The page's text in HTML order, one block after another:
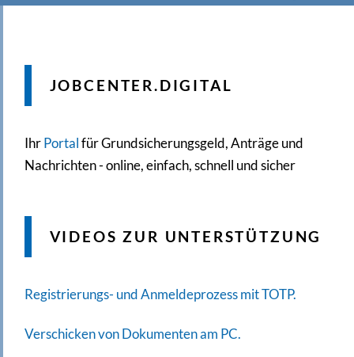
JOBCENTER.DIGITAL
Ihr Portal für Grundsicherungsgeld, Anträge und
Nachrichten - online, einfach, schnell und sicher
VIDEOS ZUR UNTERSTÜTZUNG
Registrierungs- und Anmeldeprozess mit TOTP.
Verschicken von Dokumenten am PC.